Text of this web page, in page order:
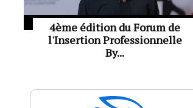
4ème édition du Forum de
l'Insertion Professionnelle
By...